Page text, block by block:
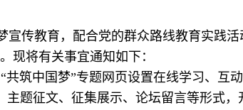
传教育，配合党的群众路线教育实践
现将有关事宜通知如下：
共筑中国梦”专题网页设置在线学习、互
主题征文、征集展示、论坛留言等形式